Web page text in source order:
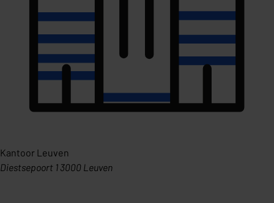
Kantoor Leuven
Diestsepoort 1 3000 Leuven